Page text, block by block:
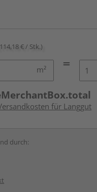
€ / Stk.)
m²
für Langgut
durch: